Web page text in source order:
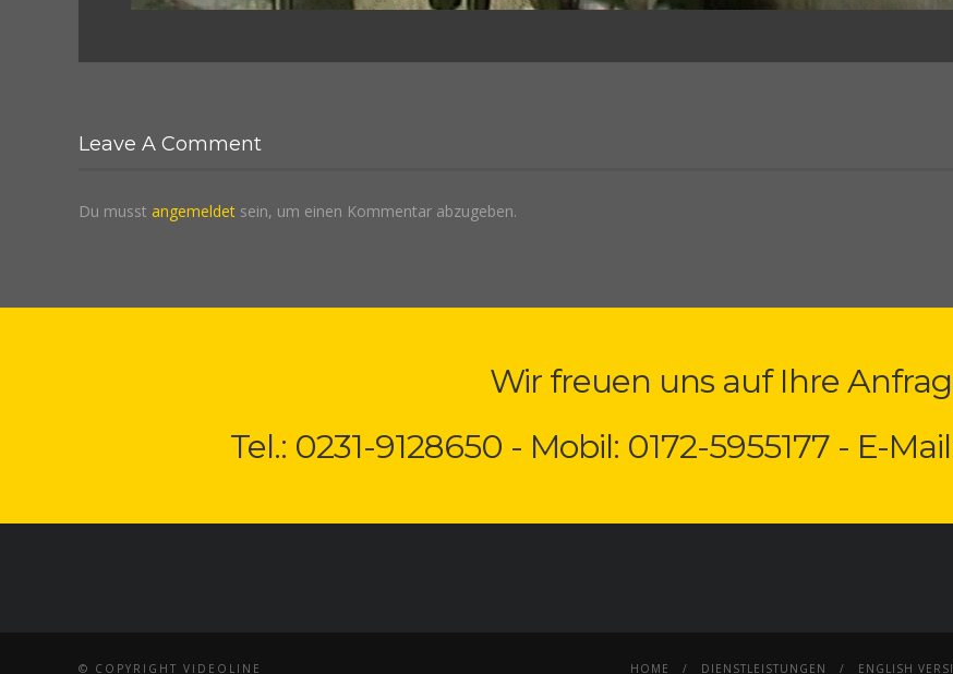
Leave A Comment
Du musst angemeldet sein, um einen Kommentar abzugeben.
Wir freuen uns auf Ihre
Tel.: 0231-9128650 - Mobil: 0172-5955177 - E-
© COPYRIGHT VIDEOLINE HOME DIENSTLEISTUNGEN ENGLISH